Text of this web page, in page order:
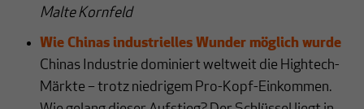
Malte Kornfeld
Wie Chinas industrielles Wunder möglich wurde
Chinas Industrie dominiert weltweit die Hightech-
Märkte – trotz niedrigem Pro-Kopf-Einkommen.